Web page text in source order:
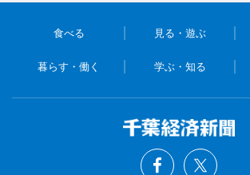
食べる 見る・遊ぶ
暮らす・働く 学ぶ・知る